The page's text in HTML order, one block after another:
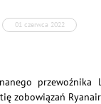
01 czerwca 2022
zobowiązań